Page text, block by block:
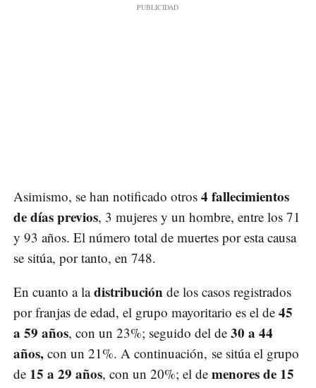
Asimismo, se han notificado otros 4 fallecimientos
de días previos, 3 mujeres y un hombre, entre los 71
y 93 años. El número total de muertes por esta causa
se sitúa, por tanto, en 748.
En cuanto a ladistribución de los casos registrados
por franjas de edad, el grupo mayoritario es el de 45
a 59 años, con un 23%; seguido del de 30 a 44
años, con un 21%. A continuación, se sitúa el grupo
de 15 a 29 años, con un 20%; el de menores de 15